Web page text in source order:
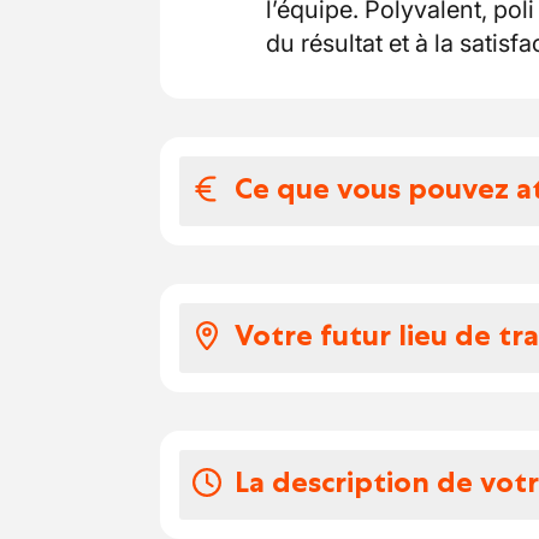
l’équipe. Polyvalent,
du résultat et à la
Ce que vous pouvez
brut/heure à 22,374€
Frais de mobilité A/R
Votre futur lieu de
chacun apporte ses
La description de